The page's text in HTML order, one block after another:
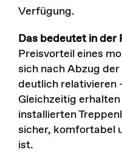
Verfügung.
Das bedeutet in der
Preisvorteil eines
sich nach Abzug
deutlich relativieren
Gleichzeitig
installierten
sicher, komfortabel
ist.